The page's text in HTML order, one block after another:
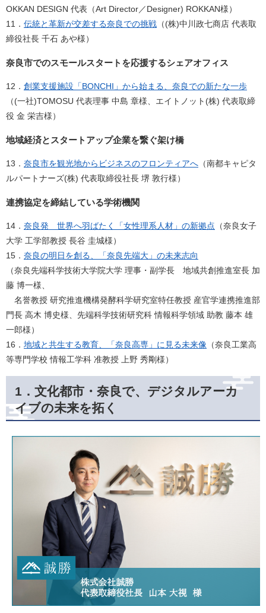
OKKAN DESIGN 代表（Art Director／Designer) ROKKAN様）
11． 伝統と革新が交差する奈良での挑戦 （(株)中川政七商店 代表取
締役社長 千石 あや様）​​
奈良市でのスモールスタートを応援するシェアオフィス
12． 創業支援施設「BONCHI」から始まる、奈良での新たな一歩
（(一社)TOMOSU 代表理事 中島 章様、エイトノット(株) 代表取締
役 金 栄吉様）​
地域経済とスタートアップ企業を繋ぐ架け橋​
13． 奈良市を観光地からビジネスのフロンティアへ （南都キャピタ
ルパートナーズ(株) 代表取締役社長 堺 敦行様）
連携協定を締結している学術機関
14． 奈良発 世界へ羽ばたく「女性理系人材」の新拠点 （​奈良女子
大学 工学部教授 長谷 圭城様）
15． 奈良の明日を創る、「奈良先端大」の未来志向
（奈良先端科学技術大学院大学 理事・副学長 地域共創推進室長 加
藤 博一様、
名誉教授 研究推進機構発酵科学研究室特任教授 産官学連携推進部
門長 高木 博史様、先端科学技術研究科 情報科学領域 助教 藤本 雄
一郎様）
16． 地域と共生する教育、「奈良高専」に見る未来像 （奈良工業高
等専門学校 情報工学科 准教授 上野 秀剛様）
1．文化都市・奈良で、デジタルアーカ
イブの未来を拓く